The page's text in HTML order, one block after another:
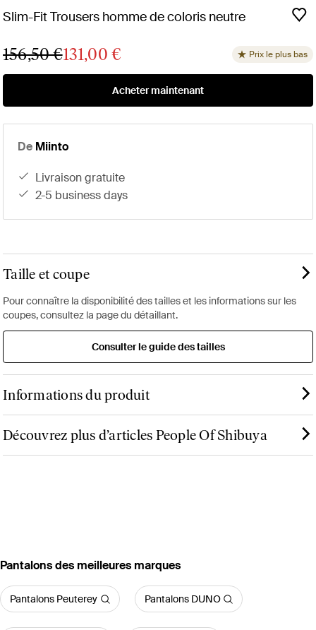
Slim-Fit Trousers homme de coloris neutre
156,50 €131,00 € Prix le plus bas
Acheter maintenant
De Miinto
livraison gratuite
2-5 business days
Taille et coupe
Pour connaître la disponibilité des tailles et les informations sur les
coupes, consultez la page du détaillant.
Consulter le guide des tailles
Informations du produit
Découvrez plus d’articles People Of Shibuya
‪Pantalons‬ des meilleures marques
Pantalons Peuterey Pantalons DUNO